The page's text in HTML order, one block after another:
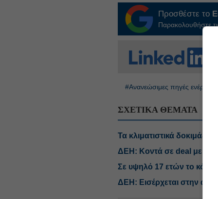
Προσθέστε το
Παρακολουθήστε
#Ανανεώσιμες πηγές ενέργειας
ΣΧΕΤΙΚΑ ΘΕΜΑΤΑ
Τα κλιματιστικά
ΔΕΗ: Κοντά σε deal με
Σε υψηλό 17 ετών το
ΔΕΗ: Εισέρχεται στην